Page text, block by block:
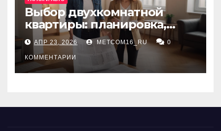
Выбор двухкомнатной
квартиры: планировка,
состояние жилья и
проверка документов
АПР 23, 2026 METCOM16_RU 0
КОММЕНТАРИИ